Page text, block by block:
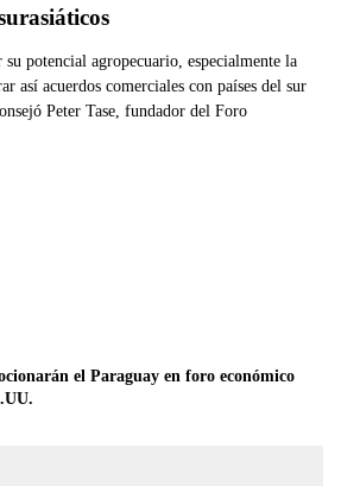
su potencial agropecuario, especialmente la
así acuerdos comerciales con países del sur
Peter Tase, fundador del Foro
el Paraguay en foro económico